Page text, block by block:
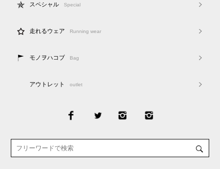
スペシャル Special
走れるウェア Running wear
モノヲハコブ Bag
アウトレット outlet